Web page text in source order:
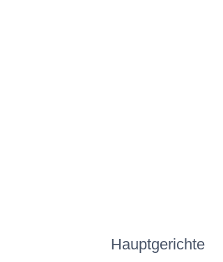
Hauptgerichte